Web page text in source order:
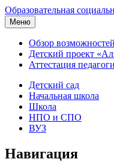
Образовательная
Меню
Обзор возможностей
Детский проект
Аттестация
Детский сад
Начальная школа
Школа
НПО и СПО
ВУЗ
Навигация